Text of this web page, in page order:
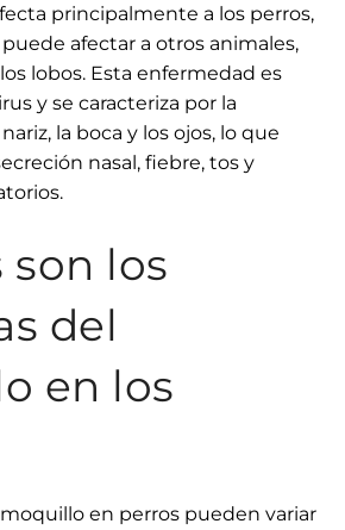
principalmente a los perros,
afectar a otros animales,
lobos. Esta enfermedad es
y se caracteriza por la
la boca y los ojos, lo que
nasal, fiebre, tos y
son los
del
en los
en perros pueden variar